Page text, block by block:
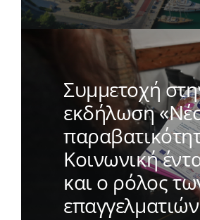
Συμμετοχή
εκδήλωση
Κοινωνική
και ο ρόλος